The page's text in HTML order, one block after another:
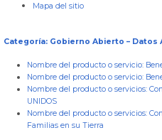
Mapa del sitio
Categoría: Gobierno Abierto – Datos
Nombre del producto o servicio:
Nombre del producto o servicio:
Nombre del producto o servicios:
UNIDOS
Nombre del producto o servicios:
Familias en su Tierra